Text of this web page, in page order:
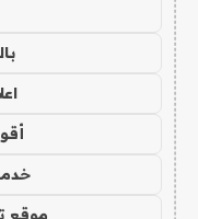
موقع